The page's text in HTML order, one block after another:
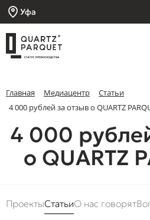
Уфа
Главная Медиацентр
Статьи
4 000 рублей за отзыв о QUARTZ
4 000
о QUARTZ
ПроектыСтатьиО нас говорят